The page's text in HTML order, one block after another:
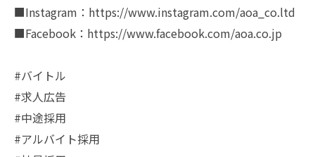
■Instagram：https://www.instagram.com/aoa_co.ltd
■Facebook：https://www.facebook.com/aoa.co.jp
#バイトル
#求人広告
#中途採用
#アルバイト採用